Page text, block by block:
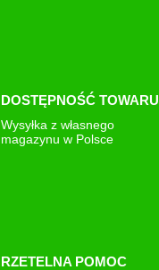
DOSTĘPNOŚĆ TOWARU
Wysyłka z własnego
magazynu w Polsce
RZETELNA POMOC